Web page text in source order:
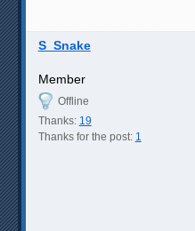
S_Snake
Member
Offline
Thanks: 19
Thanks for the post: 1